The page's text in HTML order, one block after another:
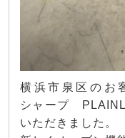
横浜市泉区のお
シャープ
いただきました。